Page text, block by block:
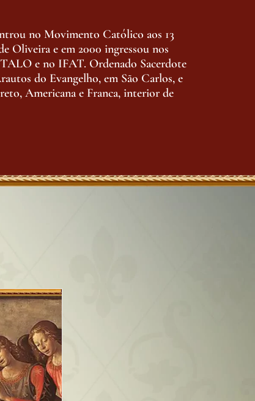
no Movimento Católico aos 13
Oliveira e em 2000 ingressou nos
e no IFAT. Ordenado Sacerdote
do Evangelho, em São Carlos, e
Americana e Franca, interior de